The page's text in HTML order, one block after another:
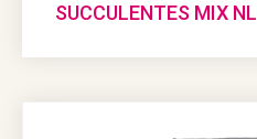
SUCCULENTES MIX NL